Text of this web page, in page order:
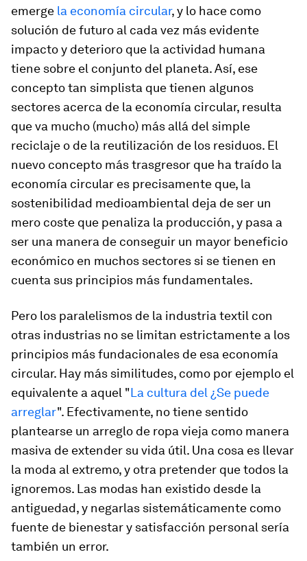
emerge la economía circular, y lo hace como
solución de futuro al cada vez más evidente
impacto y deterioro que la actividad humana
tiene sobre el conjunto del planeta. Así, ese
concepto tan simplista que tienen algunos
sectores acerca de la economía circular, resulta
que va mucho (mucho) más allá del simple
reciclaje o de la reutilización de los residuos. El
nuevo concepto más trasgresor que ha traído la
economía circular es precisamente que, la
sostenibilidad medioambiental deja de ser un
mero coste que penaliza la producción, y pasa a
ser una manera de conseguir un mayor beneficio
económico en muchos sectores si se tienen en
cuenta sus principios más fundamentales.
Pero los paralelismos de la industria textil con
otras industrias no se limitan estrictamente a los
principios más fundacionales de esa economía
circular. Hay más similitudes, como por ejemplo el
equivalente a aquel "La cultura del ¿Se puede
arreglar". Efectivamente, no tiene sentido
plantearse un arreglo de ropa vieja como manera
masiva de extender su vida útil. Una cosa es llevar
la moda al extremo, y otra pretender que todos la
ignoremos. Las modas han existido desde la
antiguedad, y negarlas sistemáticamente como
fuente de bienestar y satisfacción personal sería
también un error.